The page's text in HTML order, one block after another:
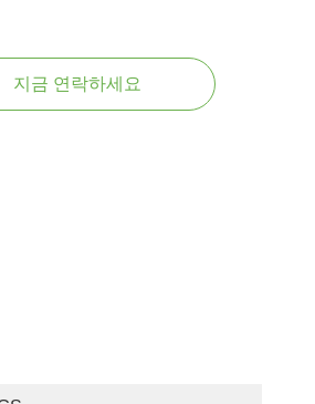
지금 연락하세요